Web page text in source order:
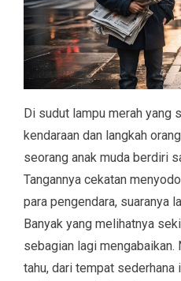
Di sudut lampu merah yang
kendaraan dan langkah
seorang anak muda berdiri
Tangannya cekatan
para pengendara, suaranya
Banyak yang melihatnya
sebagian lagi mengabaikan.
tahu, dari tempat sederhana